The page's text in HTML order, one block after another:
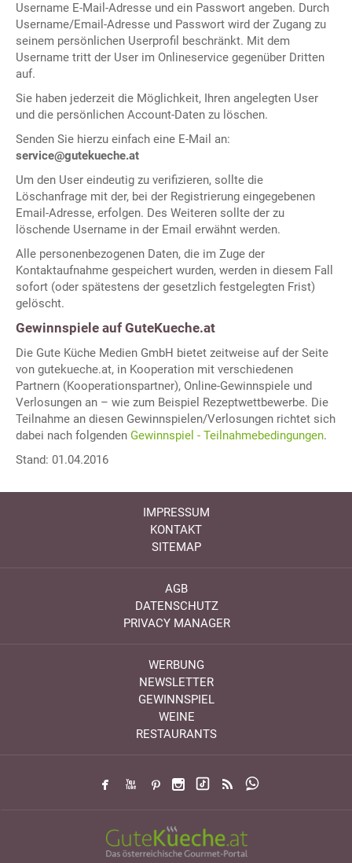
Username E-Mail-Adresse und ein Passwort angeben. Durch
Username/Email-Adresse und Passwort wird der Zugang zu
seinem persönlichen Userprofil beschränkt. Mit dem
Username tritt der User im Onlineservice gegenüber Dritten
auf.
Sie haben jederzeit die Möglichkeit, Ihren angelegten User
und die persönlichen Account-Daten zu löschen.
Senden Sie hierzu einfach eine E-Mail an:
service@gutekueche.at
Um den User eindeutig zu verifizieren, sollte die
Löschanfrage mit der, bei der Registrierung eingegebenen
Email-Adresse, erfolgen. Des Weiteren sollte der zu
löschende Username in der Email erwähnt werden.
Alle personenbezogenen Daten, die im Zuge der
Kontaktaufnahme gespeichert wurden, werden in diesem Fall
sofort (oder spätestens der gesetzlich festgelegten Frist)
gelöscht.
Gewinnspiele auf GuteKueche.at
Die Gute Küche Medien GmbH bietet zeitweise auf der Seite
von gutekueche.at, in Kooperation mit verschiedenen
Partnern (Kooperationspartner), Online-Gewinnspiele und
Verlosungen an – wie zum Beispiel Rezeptwettbewerbe. Die
Teilnahme an diesen Gewinnspielen/Verlosungen richtet sich
dabei nach folgenden Gewinnspiel - Teilnahmebedingungen.
Stand: 01.04.2016
IMPRESSUM
KONTAKT
SITEMAP
AGB
DATENSCHUTZ
PRIVACY MANAGER
WERBUNG
NEWSLETTER
GEWINNSPIEL
WEINE
RESTAURANTS